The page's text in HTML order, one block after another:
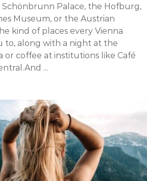
Schönbrunn Palace, the Hofburg,
Museum, or the Austrian
kind of places every Vienna
to, along with a night at the
or coffee at institutions like Café
...